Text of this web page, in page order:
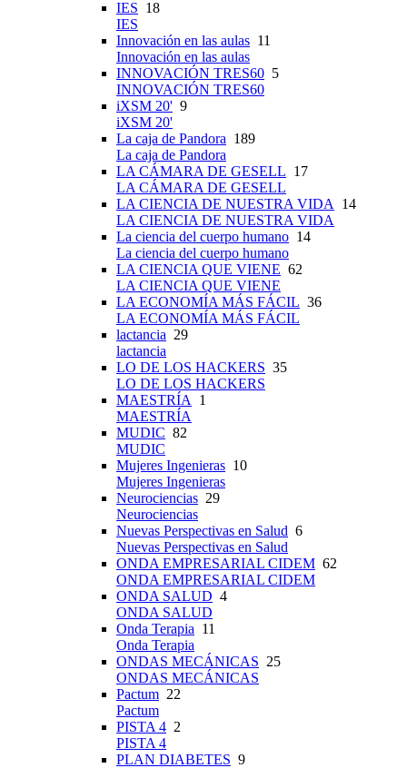
IES 18
IES
Innovación en las aulas 11
Innovación en las aulas
INNOVACIÓN TRES60 5
INNOVACIÓN TRES60
iXSM 20' 9
iXSM 20'
La caja de Pandora 189
La caja de Pandora
LA CÁMARA DE GESELL 17
LA CÁMARA DE GESELL
LA CIENCIA DE NUESTRA VIDA
14
LA CIENCIA DE NUESTRA VIDA
La ciencia del cuerpo humano 14
La ciencia del cuerpo humano
LA CIENCIA QUE VIENE 62
LA CIENCIA QUE VIENE
LA ECONOMÍA MÁS FÁCIL 36
LA ECONOMÍA MÁS FÁCIL
lactancia 29
lactancia
LO DE LOS HACKERS 35
LO DE LOS HACKERS
MAESTRÍA
1
MAESTRÍA
MUDIC 82
MUDIC
Mujeres Ingenieras 10
Mujeres Ingenieras
Neurociencias 29
Neurociencias
Nuevas Perspectivas en Salud 6
Nuevas Perspectivas en Salud
ONDA EMPRESARIAL CIDEM 62
ONDA EMPRESARIAL CIDEM
ONDA SALUD 4
ONDA SALUD
Onda Terapia 11
Onda Terapia
ONDAS MECÁNICAS 25
ONDAS MECÁNICAS
Pactum 22
Pactum
PISTA 4 2
PISTA 4
PLAN DIABETES 9